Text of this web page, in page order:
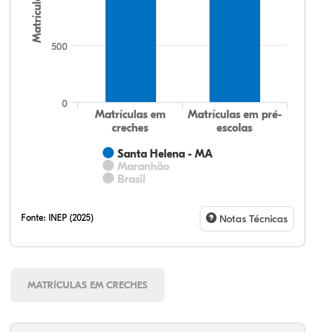
Matrículas
Santa Helena - MA
Maranhão
Brasil
Matrículas em
creches
Matrículas em pré-
escolas
0
500
Fonte: INEP (2025) Notas Técnicas
MATRÍCULAS EM CRECHES